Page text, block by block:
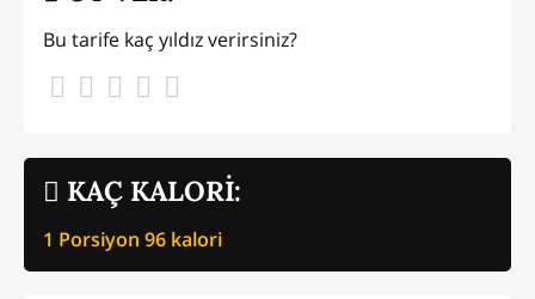
KAÇ KALORİ:
1 Porsiyon 96 kalori
Bu tarife kaç yıldız verirsiniz?